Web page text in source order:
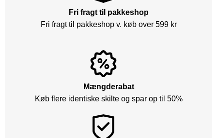
Fri fragt til pakkeshop
Fri fragt til pakkeshop v. køb over 599 kr
Mængderabat
Køb flere identiske skilte og spar op til 50%